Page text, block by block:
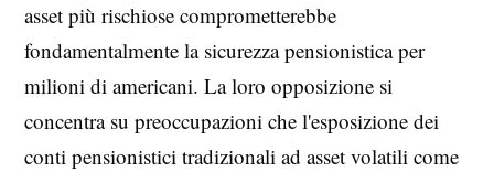
asset più rischiose comprometterebbe
fondamentalmente la sicurezza pensionistica per
milioni di americani. La loro opposizione si
concentra su preoccupazioni che l'esposizione dei
conti pensionistici tradizionali ad asset volatili come